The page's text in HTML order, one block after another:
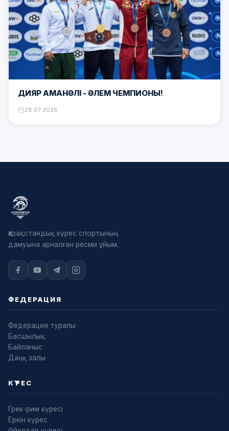
ДИЯР АМАНӘЛІ – ӘЛЕМ ЧЕМПИОНЫ!
28.07.2026
Қазақстандық күрес спортының
дамуына арналған ресми ұйым.
ФЕДЕРАЦИЯ
Федерация туралы
Басшылық
Байланыс
Даңқ залы
КҮРЕС
Грек-рим күресі
Еркін күрес